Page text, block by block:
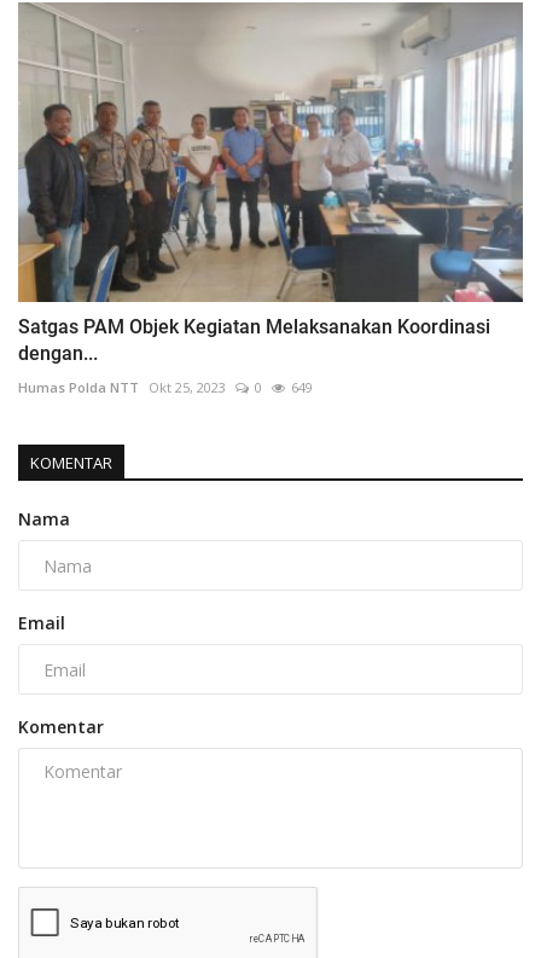
Satgas PAM Objek Kegiatan Melaksanakan Koordinasi
dengan...
Humas Polda NTT Okt 25, 2023 0 649
KOMENTAR
Nama
Email
Komentar